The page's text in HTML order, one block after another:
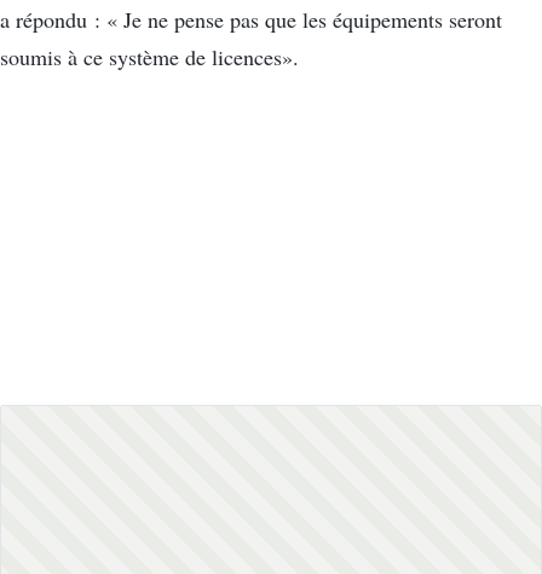
a répondu : « Je ne pense pas que les équipements seront
soumis à ce système de licences».